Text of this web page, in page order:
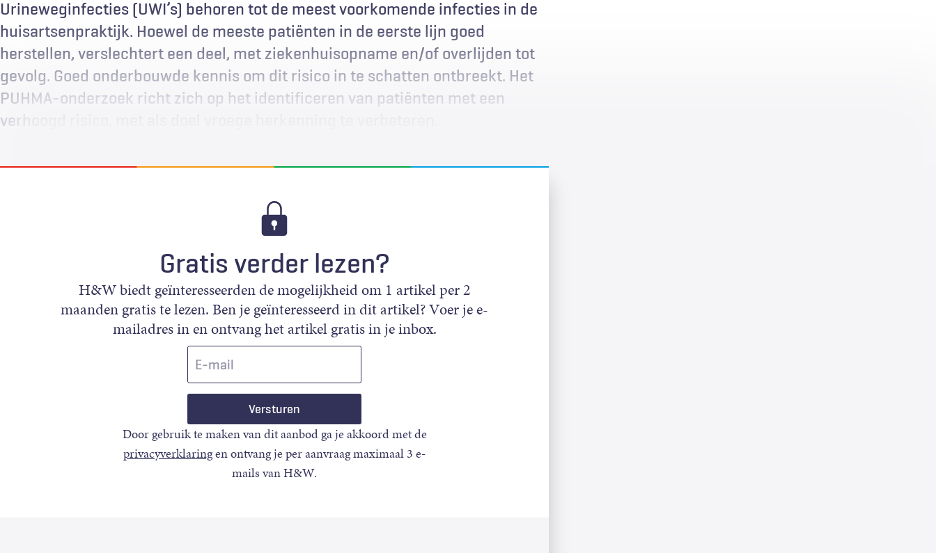
Urineweginfecties (UWI’s) behoren tot de meest voorkomende infecties in de
huisartsenpraktijk. Hoewel de meeste patiënten in de eerste lijn goed
herstellen, verslechtert een deel, met ziekenhuisopname en/of overlijden tot
gevolg. Goed onderbouwde kennis om dit risico in te schatten ontbreekt. Het
PUHMA-onderzoek richt zich op het identificeren van patiënten met een
verhoogd risico, met als doel vroege herkenning te verbeteren.
Gratis verder lezen?
H&W biedt geïnteresseerden de mogelijkheid om 1 artikel per 2
maanden gratis te lezen. Ben je geïnteresseerd in dit artikel? Voer je e-
mailadres in en ontvang het artikel gratis in je inbox.
Door gebruik te maken van dit aanbod ga je akkoord met de
privacyverklaringen ontvang je per aanvraag maximaal 3 e-
mails van H&W.